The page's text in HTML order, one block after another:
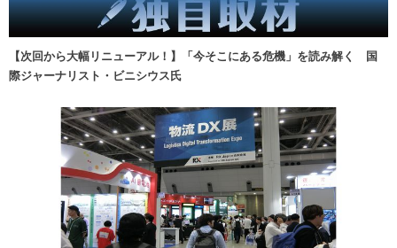
【次回から大幅リニューアル！】「今そこにある危機」を読み解く 国
際ジャーナリスト・ビニシウス氏